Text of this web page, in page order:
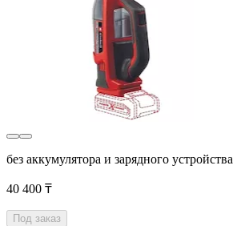
без аккумулятора и зарядного устройства
40 400 ₸
Под заказ